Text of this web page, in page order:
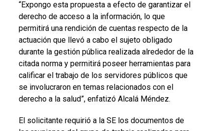
“Expongo esta propuesta a efecto de garantizar el
derecho de acceso a la información, lo que
permitirá una rendición de cuentas respecto de la
actuación que llevó a cabo el sujeto obligado
durante la gestión pública realizada alrededor de la
citada norma y permitirá poseer herramientas para
calificar el trabajo de los servidores públicos que
se involucraron en temas relacionados con el
derecho a la salud”, enfatizó Alcalá Méndez.
El solicitante requirió a la SE los documentos de